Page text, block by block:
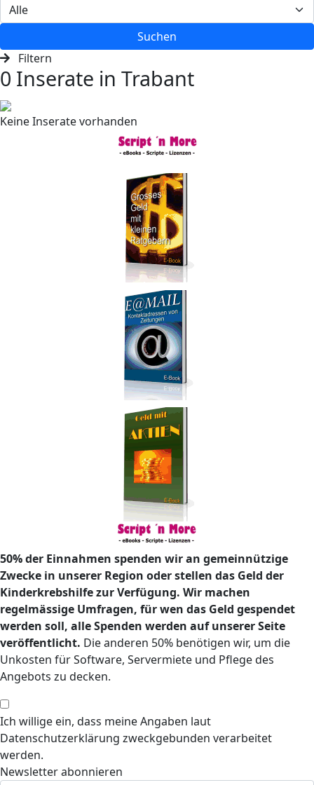
Suchen
Filtern
0 Inserate in Trabant
Keine Inserate vorhanden
50% der Einnahmen spenden wir an gemeinnützige
Zwecke in unserer Region oder stellen das Geld der
Kinderkrebshilfe zur Verfügung. Wir machen
regelmässige Umfragen, für wen das Geld gespendet
werden soll, alle Spenden werden auf unserer Seite
veröffentlicht. Die anderen 50% benötigen wir, um die
Unkosten für Software, Servermiete und Pflege des
Angebots zu decken.
Ich willige ein, dass meine Angaben laut
Datenschutzerklärung zweckgebunden verarbeitet
werden.
Newsletter abonnieren